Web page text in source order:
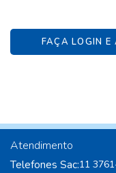
FAÇA LOGIN E
Atendimento
Telefones Sac:11